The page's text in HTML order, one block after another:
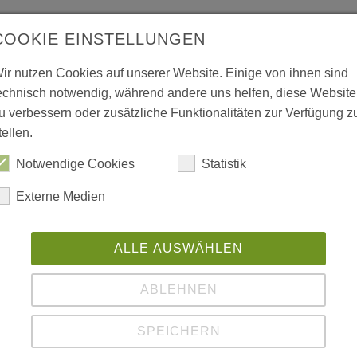
alle:
Landesregierung eingeleitete Sparpolitik im
eine Kurskorrektur. Die Sparpolitik
Infrastruktur in unserem Land. Wir
EINSTELLUNGEN
nutzen Cookies auf unserer Website. Einige von ihnen sind
notwendig, während andere uns helfen, diese Website
verbessern oder zusätzliche Funktionalitäten zur Verfügung
Notwendige Cookies Statistik
Externe Medien
ALLE AUSWÄHLEN
ABLEHNEN
SPEICHERN